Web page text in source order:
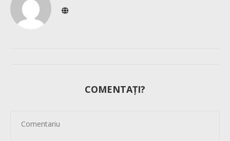
COMENTAȚI?